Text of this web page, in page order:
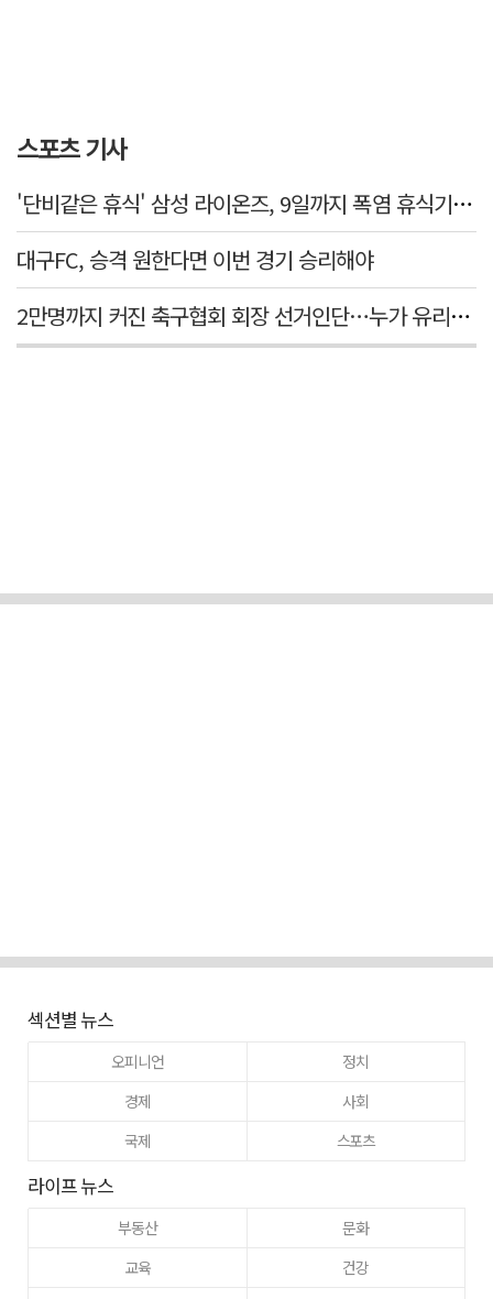
스포츠 기사
'단비같은 휴식' 삼성 라이온즈, 9일까지 폭염 휴식기에 재정비
대구FC, 승격 원한다면 이번 경기 승리해야
2만명까지 커진 축구협회 회장 선거인단…누가 유리할까
섹션별 뉴스
오피니언
정치
경제
사회
국제
스포츠
라이프 뉴스
부동산
문화
교육
건강